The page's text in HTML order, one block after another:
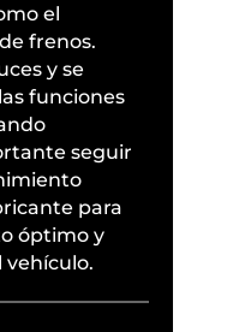
el
frenos.
y se
funciones
seguir
para
óptimo y
vehículo.